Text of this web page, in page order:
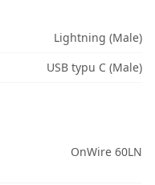
Lightning (Male)
USB typu C (Male)
OnWire 60LN